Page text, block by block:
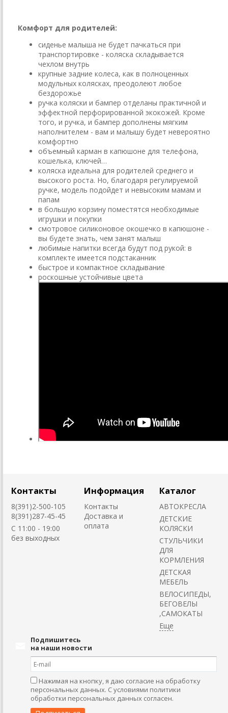
Комфорт для родителей:
сиденье малыша не будет пачкаться при
транспортировке - коляска складывается
чехлом внутрь
крупные задние колеса, как в полноценных
модульных колясках, преодолеют любое
бездорожье
ручка коляски и бампер отделаны практичной и
эффектной перфорированной экокожей. Кроме
того, и ручка, и бампер дополнены мягким
наполнителем - вам и малышу будет невероятно
комфортно
объемный карман в капюшоне для телефона,
кошелька, ключей…
коляска идеальна для родителей среднего и
высокого роста. Но, благодаря регулируемой
ручке, модель подойдет и невысоким мамам и
папам
в большую корзину поместятся необходимые
игрушки и покупки
смотровое силиконовое окошечко в капюшоне -
вы будете знать, чем занят малыш
любимые напитки всегда будут под рукой: в
комплекте имеется подстаканник
быстрое и компактное складывание
роскошные устойчивые цвета
Контакты
8(391)2-500-105
8(391)287-45-45
C 11:00 - 19:00
без выходных
Информация
Контакты
Доставка и
оплата
Каталог
АВТОКРЕСЛА
ДЕТСКИЕ
КОЛЯСКИ
CТУЛЬЧИКИ
ДЛЯ
КОРМЛЕНИЯ
ДЕТСКАЯ
МЕБЕЛЬ
ВЕЛОСИПЕДЫ,
БЕГОВЕЛЫ
,САМОКАТЫ
Подпишитесь
на наши новости
Нажимая на кнопку, я даю согласие на обработку
персональных данных. С условиями политики
обработки персональных данных согласен.